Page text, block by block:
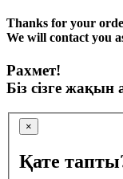
Thanks for your
We will contact you
Рахмет!
Біз сізге
×
Қате